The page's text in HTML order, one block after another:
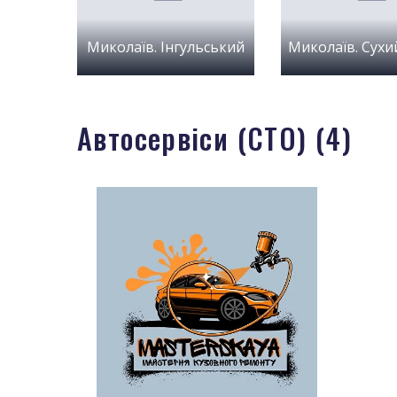
Миколаїв. Iнгульський
Автосервіси (СТО) (4)